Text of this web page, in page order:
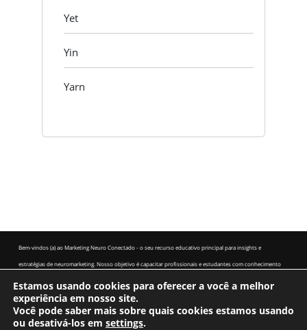
Yet
Yin
Yarn
Bem-vindos (a) ao Marketing Neuro Conectado - o seu recurso educativo principal para insights e
estratégias de neuromarketing. Nosso objetivo é capacitar profissionais e estudantes com conhecimento
baseado em pesquisas para entender e aplicar as técnicas de neuromarketing. Descubra como a ciência do
comportamento do consumidor pode transformar a sua abordagem de marketing.
Início Aviso Legal
Estamos usando cookies para oferecer a você a melhor
experiência em nosso site.
Você pode saber mais sobre quais cookies estamos usando
ou desativá-los em settings.